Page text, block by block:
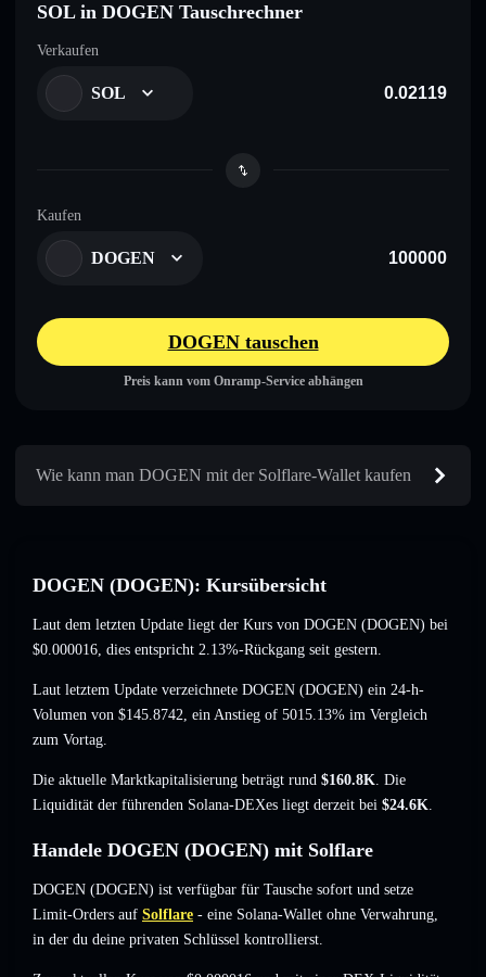
SOL in DOGEN Tauschrechner
Verkaufen
SOL
Kaufen
DOGEN
DOGEN tauschen
Preis kann vom Onramp-Service abhängen
Wie kann man DOGEN mit der Solflare-Wallet kaufen
DOGEN (DOGEN): Kursübersicht
Laut dem letzten Update liegt der Kurs von DOGEN (DOGEN) bei
$0.000016, dies entspricht 2.13%-Rückgang seit gestern.
Laut letztem Update verzeichnete DOGEN (DOGEN) ein 24-h-
Volumen von $145.8742, ein Anstieg of 5015.13% im Vergleich
zum Vortag.
Die aktuelle Marktkapitalisierung beträgt rund $160.8K. Die
Liquidität der führenden Solana-DEXes liegt derzeit bei $24.6K.
Handele DOGEN (DOGEN) mit Solflare
DOGEN (DOGEN) ist verfügbar für Tausche sofort und setze
Limit-Orders auf Solflare - eine Solana-Wallet ohne Verwahrung,
in der du deine privaten Schlüssel kontrollierst.